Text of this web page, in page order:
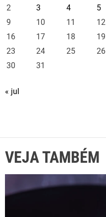
2 3 4 5
9
10 11 12
16
17 18 19
23
24 25 26
30
31
« jul
VEJA TAMBÉM